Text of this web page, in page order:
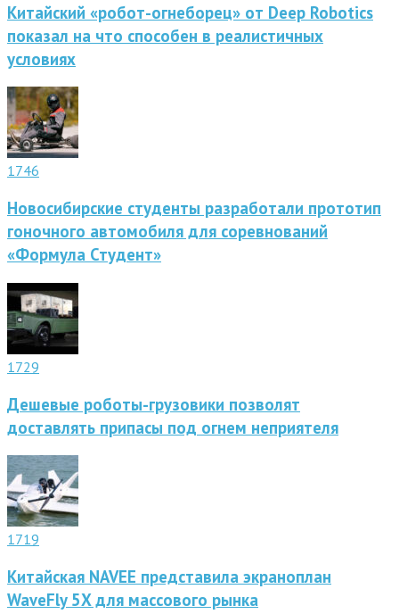
Китайский «робот-огнеборец» от Deep Robotics
показал на что способен в реалистичных
условиях
1746
Новосибирские студенты разработали прототип
гоночного автомобиля для соревнований
«Формула Студент»
1729
Дешевые роботы-грузовики позволят
доставлять припасы под огнем неприятеля
1719
Китайская NAVEE представила экраноплан
WaveFly 5X для массового рынка